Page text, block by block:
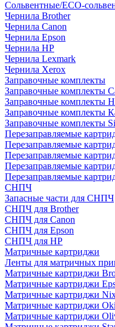
Сольвентные/ECO-
Чернила Brother
Чернила Canon
Чернила Epson
Чернила HP
Чернила Lexmark
Чернила Xerox
Заправочные комплекты
Заправочные комплекты
Заправочные комплекты
Заправочные комплекты
Заправочные комплекты
Перезаправляемые
Перезаправляемые
Перезаправляемые
Перезаправляемые
Перезаправляемые
СНПЧ
Запасные части для СНПЧ
СНПЧ для Brother
СНПЧ для Canon
СНПЧ для Epson
СНПЧ для HP
Матричные картриджи
Ленты для матричных
Матричные картриджи
Матричные картриджи
Матричные картриджи
Матричные картриджи Oki
Матричные картриджи